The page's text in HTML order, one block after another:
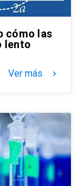
cómo las
lento
Ver más keyboard_arrow_right